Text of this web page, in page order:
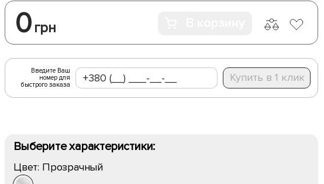
0 грн
Введите Ваш
номер для
быстрого заказа
Купить в 1 клик
Выберите характеристики:
Цвет: Прозрачный